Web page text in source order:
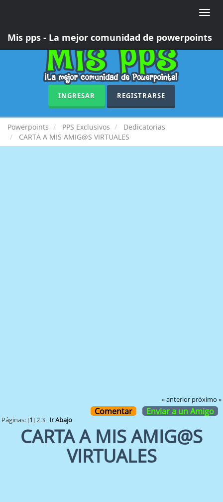
Toggle
Mis pps - La mejor comunidad de powerpoints
INGRESAR REGISTRARSE
Powerpoints PPS Exclusivos
Dedicatorias
CARTA A MIS AMIG@S VIRTUALES
« anterior próximo »
Comentar Enviar a un Amigo
Páginas: [1]2 3 Ir Abajo
CARTA A MIS AMIG@S
VIRTUALES